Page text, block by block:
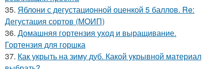
35. Яблони с дегустационной оценкой 5 баллов. Re:
Дегустация сортов (МОИП)
36. Домашняя гортензия уход и выращивание.
Гортензия для горшка
37. Как укрыть на зиму дуб. Какой укрывной материал